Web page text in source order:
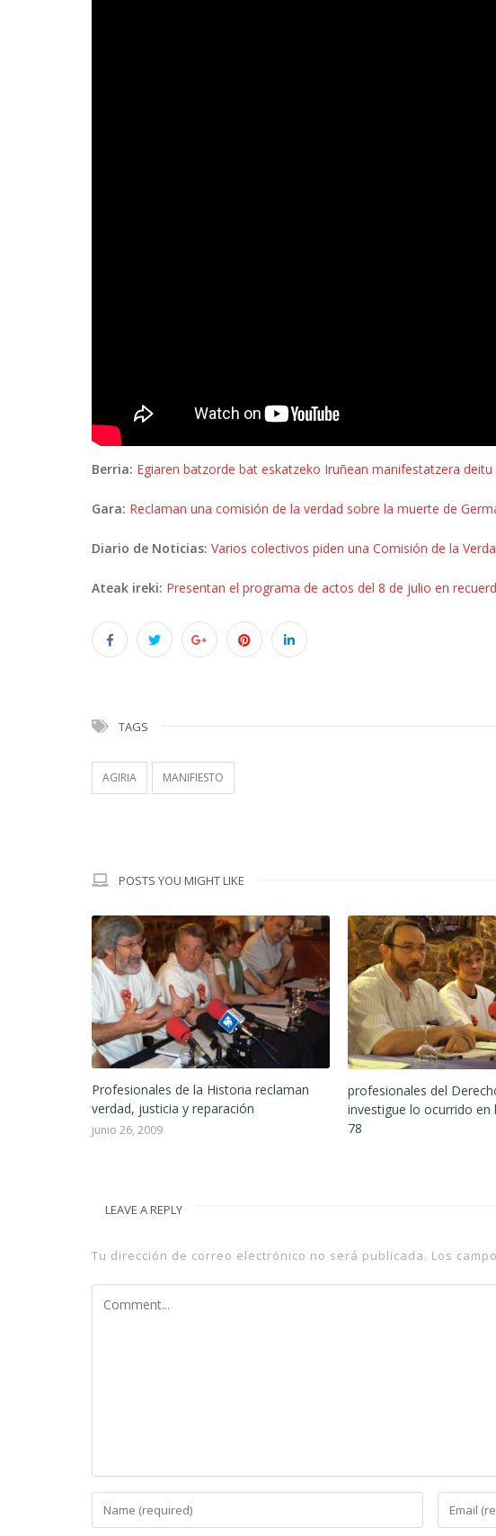
Berria: Egiaren batzorde bat eskatzeko Iruñean manifestatzera
Gara: Reclaman una comisión de la verdad sobre la muerte de
Diario de Noticias: Varios colectivos piden una Comisión de la
Ateak ireki: Presentan el programa de actos del 8 de julio en
TAGS
AGIRIA MANIFIESTO
POSTS YOU MIGHT LIKE
Profesionales de la Historia reclaman
verdad, justicia y reparación
junio 26, 2009
profesionales del
investigue lo ocurrido en
78
LEAVE A REPLY
Tu dirección de correo electrónico no será publicada. Los